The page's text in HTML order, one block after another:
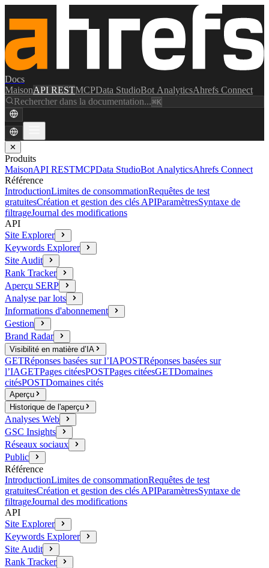
Docs
MaisonAPI RESTMCPData StudioBot AnalyticsAhrefs Connect
Rechercher dans la documentation...⌘K
✕
Produits
MaisonAPI RESTMCPData StudioBot AnalyticsAhrefs Connect
Référence
IntroductionLimites de consommationRequêtes de test
gratuitesCréation et gestion des clés APIParamètresSyntaxe de
filtrageJournal des modifications
API
Site Explorer
Keywords Explorer
Site Audit
Rank Tracker
Aperçu SERP
Analyse par lots
Informations d'abonnement
Gestion
Brand Radar
Visibilité en matière d’IA
GETRéponses basées sur l’IAPOSTRéponses basées sur
l’IAGETPages citéesPOSTPages citéesGETDomaines
citésPOSTDomaines cités
Aperçu
Historique de l'aperçu
Analyses Web
GSC Insights
Réseaux sociaux
Public
Référence
IntroductionLimites de consommationRequêtes de test
gratuitesCréation et gestion des clés APIParamètresSyntaxe de
filtrageJournal des modifications
API
Site Explorer
Keywords Explorer
Site Audit
Rank Tracker